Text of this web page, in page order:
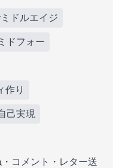
ドルエイジ
ドフォー
作り
己実現
コメント・レター送